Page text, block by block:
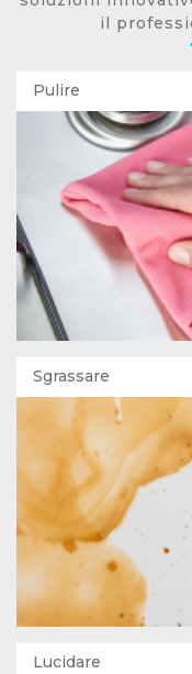
il
Pulire
Sgrassare
Lucidare